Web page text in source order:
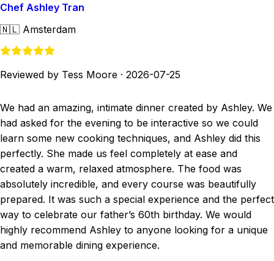
Chef Ashley Tran
🇳🇱 Amsterdam
Reviewed by Tess Moore · 2026-07-25
We had an amazing, intimate dinner created by Ashley. We
had asked for the evening to be interactive so we could
learn some new cooking techniques, and Ashley did this
perfectly. She made us feel completely at ease and
created a warm, relaxed atmosphere. The food was
absolutely incredible, and every course was beautifully
prepared. It was such a special experience and the perfect
way to celebrate our father’s 60th birthday. We would
highly recommend Ashley to anyone looking for a unique
and memorable dining experience.